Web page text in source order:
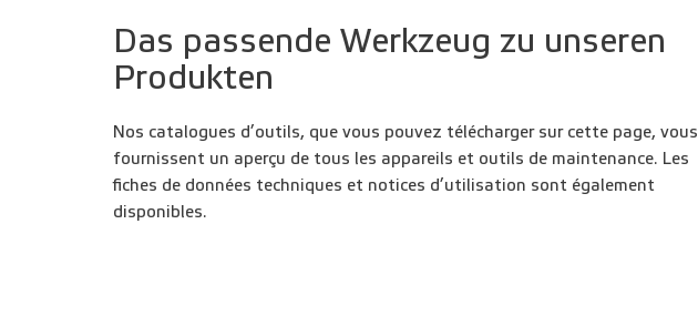
Das passende Werkzeug zu unseren
Produkten
Nos catalogues d’outils, que vous pouvez télécharger sur cette page, vous
fournissent un aperçu de tous les appareils et outils de maintenance. Les
fiches de données techniques et notices d’utilisation sont également
disponibles.